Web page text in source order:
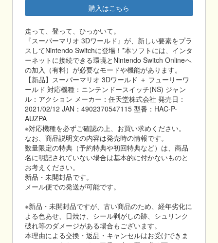
購入はこちら
走って、登って、ひっかいて。
『スーパーマリオ 3Dワールド』が、新しい要素をプラ
スしてNintendo Switchに登場！*本ソフトには、インタ
ーネットに接続できる環境とNintendo Switch Onlineへ
の加入（有料）が必要なモードや機能があります。
【新品】スーパーマリオ 3Dワールド ＋ フューリーワ
ールド 対応機種：ニンテンドースイッチ(NS) ジャン
ル：アクション メーカー：任天堂株式会社 発売日：
2021/02/12 JAN：4902370547115 型番：HAC-P-
AUZPA
※対応機種を必ずご確認の上、お買い求めください。
なお、商品説明文の内容は発売時の情報です。
数量限定の特典（予約特典や初回特典など）は、商品
名に明記されていない場合は基本的に付かないものと
お考えください。
新品・未開封品です。
メール便での発送が可能です。
※新品・未開封品ですが、古い商品のため、経年劣化に
よる色あせ、日焼け、シール剥がしの跡、シュリンク
破れ等のダメージがある場合もございます。
本理由による交換・返品・キャンセルはお受けできま